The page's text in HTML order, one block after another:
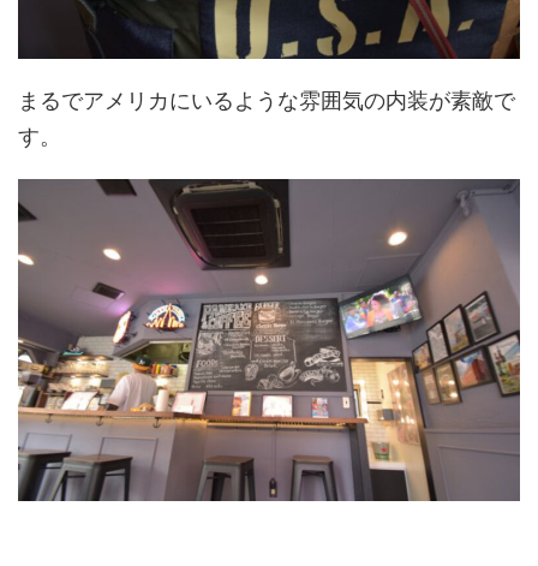
まるでアメリカにいるような雰囲気の内装が素敵で
す。